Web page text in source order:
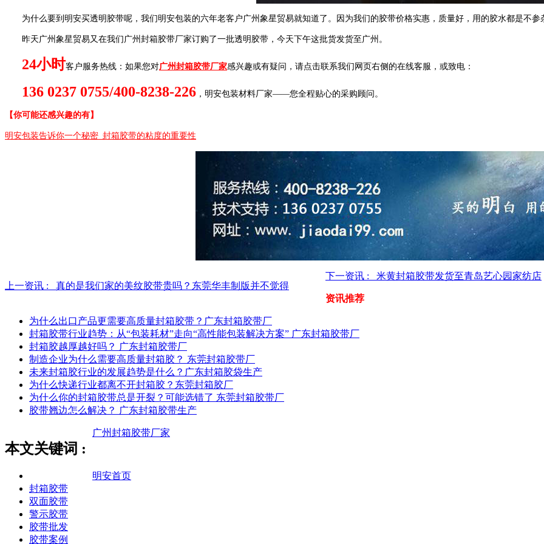
为什么要到明安买透明胶带呢，我们明安包装的六年老客户广州象星贸易就知道了。因为我们的胶带价格实惠，质量好，用的胶水都是不参
昨天广州象星贸易又在我们广州封箱胶带厂家订购了一批透明胶带，今天下午这批货发货至广州。
24小时客户服务热线：如果您对广州封箱胶带厂家感兴趣或有疑问，请点击联系我们网页右侧的在线客服，或致电：
136 0237 0755/400-8238-226 ，明安包装材料厂家——您全程贴心的采购顾问。
【你可能还感兴趣的有】
明安包装告诉你一个秘密_封箱胶带的粘度的重要性
上一资讯 : 真的是我们家的美纹胶带贵吗？东莞华丰制版并不觉得
下一资讯 : 米黄封箱胶带发货至青岛艺心园家纺店
资讯推荐
为什么出口产品更需要高质量封箱胶带？广东封箱胶带厂
封箱胶带行业趋势：从“包装耗材”走向“高性能包装解决方案” 广东封箱胶带厂
封箱胶越厚越好吗？ 广东封箱胶带厂
制造企业为什么需要高质量封箱胶？ 东莞封箱胶带厂
未来封箱胶行业的发展趋势是什么？广东封箱胶袋生产
为什么快递行业都离不开封箱胶？东莞封箱胶厂
为什么你的封箱胶带总是开裂？可能选错了 东莞封箱胶带厂
胶带翘边怎么解决？ 广东封箱胶带生产
本文关键词 :
广州封箱胶带厂家
明安首页
封箱胶带
双面胶带
警示胶带
胶带批发
胶带案例